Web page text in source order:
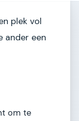
plek vol
ander een
om te